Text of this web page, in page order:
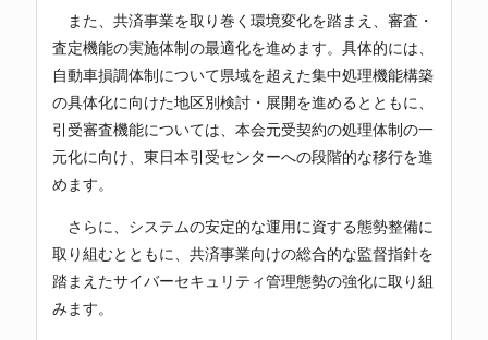
また、共済事業を取り巻く環境変化を踏まえ、審査・
査定機能の実施体制の最適化を進めます。具体的には、
自動車損調体制について県域を超えた集中処理機能構築
の具体化に向けた地区別検討・展開を進めるとともに、
引受審査機能については、本会元受契約の処理体制の一
元化に向け、東日本引受センターへの段階的な移行を進
めます。
さらに、システムの安定的な運用に資する態勢整備に
取り組むとともに、共済事業向けの総合的な監督指針を
踏まえたサイバーセキュリティ管理態勢の強化に取り組
みます。